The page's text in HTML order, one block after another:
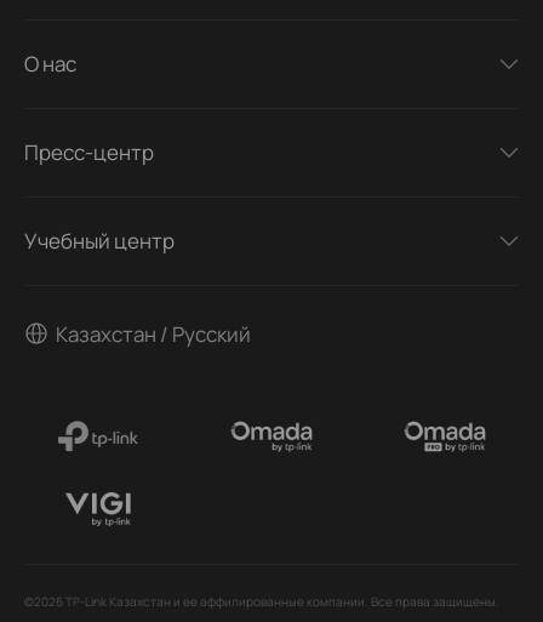
О нас
Пресс-центр
Учебный центр
Казахстан / Русский
©2026 TP-Link Казахстан и ее аффилированные компании. Все права защищены.